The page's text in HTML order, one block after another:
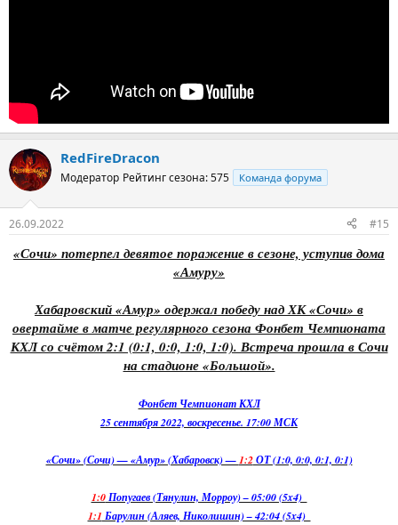
RedFireDracon
Модератор Рейтинг сезона: 575 Команда форума
26.09.2022 #15
«Сочи» потерпел девятое поражение в сезоне, уступив дома
«Амуру»
Хабаровский «Амур» одержал победу над ХК «Сочи» в
овертайме в матче регулярного сезона Фонбет Чемпионата
КХЛ со счётом 2:1 (0:1, 0:0, 1:0, 1:0). Встреча прошла в Сочи
на стадионе «Большой».
Фонбет Чемпионат КХЛ
25 сентября 2022, воскресенье. 17:00 МСК
«Сочи» (Сочи) — «Амур» (Хабаровск) —1:2ОТ (1:0, 0:0, 0:1, 0:1)
1:0Попугаев (Тянулин, Морроу) – 05:00 (5x4)
1:1 Барулин (Аляев, Николишин) – 42:04 (5x4)